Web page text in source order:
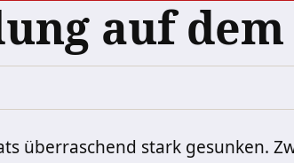
auf
überraschend stark gesunken.